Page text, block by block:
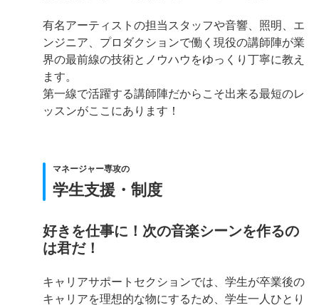
有名アーティストの担当スタッフや音響、照明、エ
ンジニア、プロダクションで働く現役の講師陣が業
界の最前線の技術とノウハウをゆっくり丁寧に教え
ます。
第一線で活躍する講師陣だからこそ出来る最短のレ
ッスンがここにあります！
マネージャー専攻の
学生支援・制度
好きを仕事に！次の音楽シーンを作るの
は君だ！
キャリアサポートセクションでは、学生が卒業後の
キャリアを理想的な物にするため、学生一人ひとり